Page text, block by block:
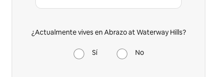
¿Actualmente vives en Abrazo at Waterway Hills?
Sí No